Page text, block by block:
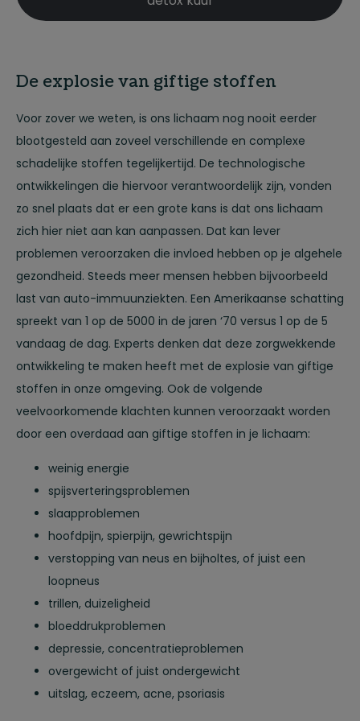
De explosie van giftige stoffen
Voor zover we weten, is ons lichaam nog nooit eerder
blootgesteld aan zoveel verschillende en complexe
schadelijke stoffen tegelijkertijd. De technologische
ontwikkelingen die hiervoor verantwoordelijk zijn, vonden
zo snel plaats dat er een grote kans is dat ons lichaam
zich hier niet aan kan aanpassen. Dat kan lever
problemen veroorzaken die invloed hebben op je algehele
gezondheid. Steeds meer mensen hebben bijvoorbeeld
last van auto-immuunziekten. Een Amerikaanse schatting
spreekt van 1 op de 5000 in de jaren ‘70 versus 1 op de 5
vandaag de dag. Experts denken dat deze zorgwekkende
ontwikkeling te maken heeft met de explosie van giftige
stoffen in onze omgeving. Ook de volgende
veelvoorkomende klachten kunnen veroorzaakt worden
door een overdaad aan giftige stoffen in je lichaam:
weinig energie
spijsverteringsproblemen
slaapproblemen
hoofdpijn, spierpijn, gewrichtspijn
verstopping van neus en bijholtes, of juist een
loopneus
trillen, duizeligheid
bloeddrukproblemen
depressie, concentratieproblemen
overgewicht of juist ondergewicht
uitslag, eczeem, acne, psoriasis